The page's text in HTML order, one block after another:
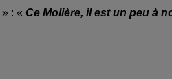
» : « Ce Molière, il est un peu à